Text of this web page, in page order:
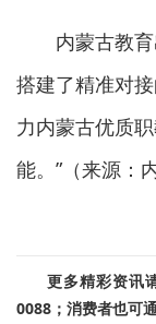
内蒙古教
搭建了精准对
力内蒙古优质
能。”（来源：
更多精彩资讯
0088；消费者也可